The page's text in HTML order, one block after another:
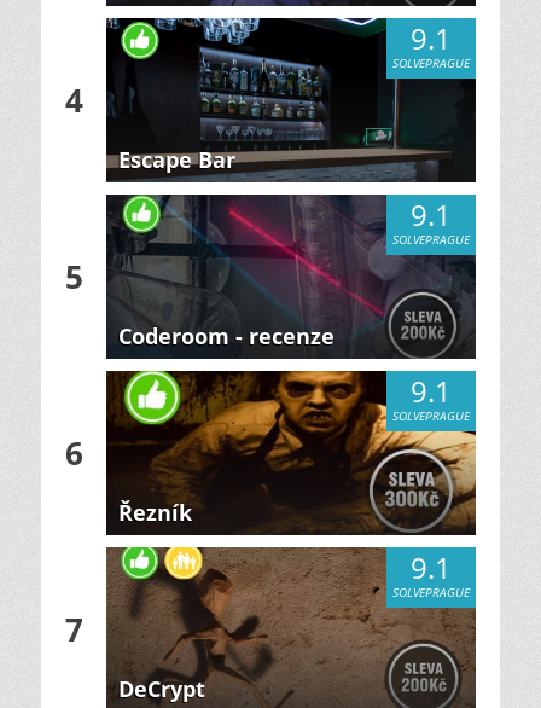
4
9.1
SOLVEPRAGUE
Escape Bar
5
9.1
SOLVEPRAGUE
Coderoom - recenze
6
9.1
SOLVEPRAGUE
Řezník
7
9.1
SOLVEPRAGUE
DeCrypt